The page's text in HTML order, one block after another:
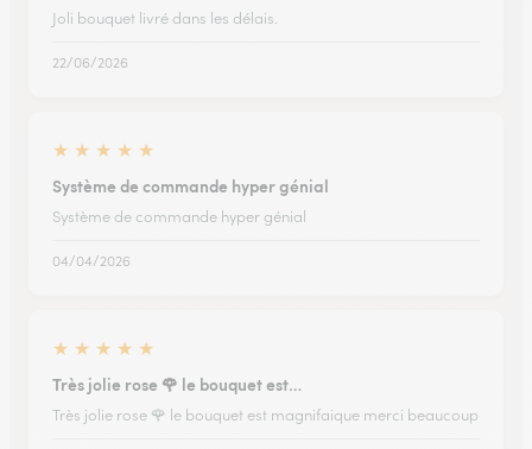
Joli bouquet livré dans les délais.
22/06/2026
★ ★ ★ ★ ★
Système de commande hyper génial
Système de commande hyper génial
04/04/2026
★ ★ ★ ★ ★
Très jolie rose 🌹 le bouquet est…
Très jolie rose 🌹 le bouquet est magnifaique merci beaucoup